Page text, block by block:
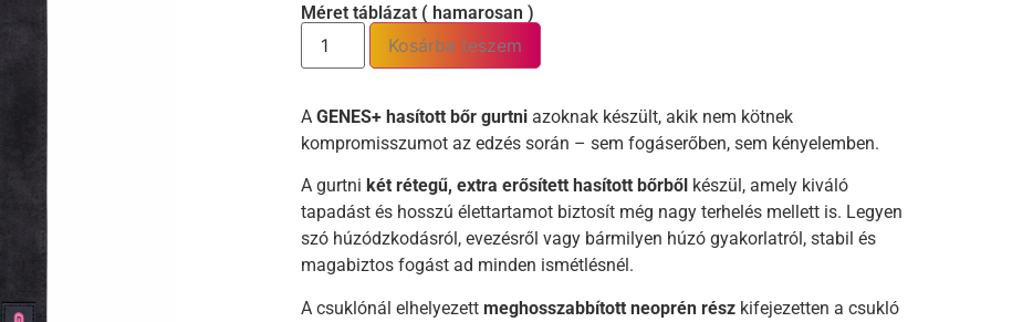
Méret táblázat ( hamarosan )
Kosárba teszem
A GENES+ hasított bőr gurtni azoknak készült, akik nem kötnek
kompromisszumot az edzés során – sem fogáserőben, sem kényelemben.
A gurtni két rétegű, extra erősített hasított bőrből készül, amely kiváló
tapadást és hosszú élettartamot biztosít még nagy terhelés mellett is. Legyen
szó húzódzkodásról, evezésről vagy bármilyen húzó gyakorlatról, stabil és
magabiztos fogást ad minden ismétlésnél.
A csuklónál elhelyezett meghosszabbított neoprén rész kifejezetten a csukló